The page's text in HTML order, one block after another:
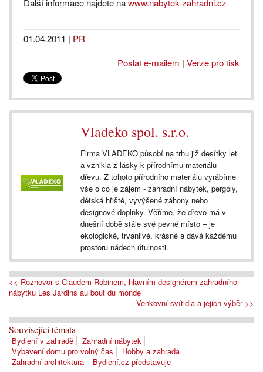
Další informace najdete nawww.nabytek-zahradni.cz
01.04.2011 | PR
Poslat e-mailem | Verze pro tisk
Vladeko spol. s.r.o.
Firma VLADEKO působí na trhu již desítky let
a vznikla z lásky k přírodnímu materiálu -
dřevu. Z tohoto přírodního materiálu vyrábíme
vše o co je zájem - zahradní nábytek, pergoly,
dětská hřiště, vyvýšené záhony nebo
designové doplňky. Věříme, že dřevo má v
dnešní době stále své pevné místo – je
ekologické, trvanlivé, krásné a dává každému
prostoru nádech útulnosti.
<< Rozhovor s Claudem Robinem, hlavním designérem zahradního
nábytku Les Jardins au bout du monde
Venkovní svítidla a jejich výběr >>
Související témata
Bydlení v zahradě
Zahradní nábytek
Vybavení domu pro volný čas
Hobby a zahrada
Zahradní architektura
Bydlení.cz představuje